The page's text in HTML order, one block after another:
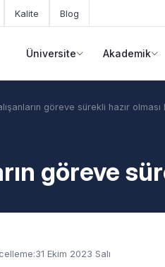
Kalite Blog
Üniversite Akademik
göreve sürekli hazır
göreve
31 Ekim 2023 Salı